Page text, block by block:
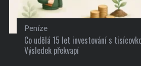
Peníze
Co udělá 15 let investování s
Výsledek překvapí